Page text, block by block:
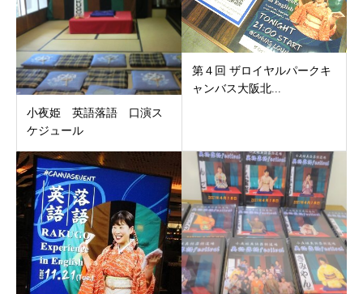
小夜姫 英語落語 口演ス
ケジュール
第４回 ザロイヤルパークキ
ャンバス大阪北...